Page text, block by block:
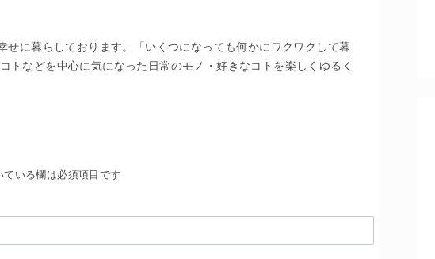
に暮らしております。「いくつになっても何かにワクワクして暮
トなどを中心に気になった日常のモノ・好きなコトを楽しくゆるく
ている欄は必須項目です